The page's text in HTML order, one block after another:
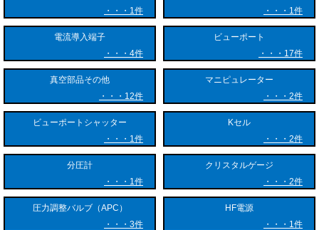
1件
1件
電流導入端子
4件
ビューポート
17件
真空部品その他
12件
マニピュレーター
2件
ビューポートシャッター
1件
Kセル
2件
分圧計
1件
クリスタルゲージ
2件
圧力調整バルブ（APC）
3件
HF電源
1件